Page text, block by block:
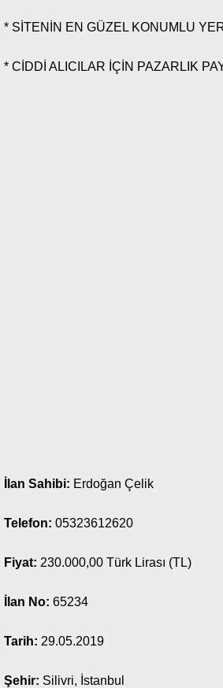
* SİTENİN EN GÜZEL KONUMLU
* CİDDİ ALICILAR İÇİN PAZARLIK
İlan Sahibi: Erdoğan Çelik
Telefon: 05323612620
Fiyat: 230.000,00 Türk Lirası (TL)
İlan No: 65234
Tarih: 29.05.2019
Şehir: Silivri, İstanbul